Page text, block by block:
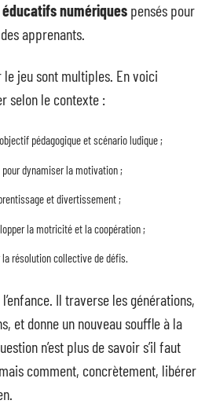
numériques pensés pour
apprenants.
jeu sont multiples. En voici
selon le contexte :
pédagogique et scénario ludique ;
dynamiser la motivation ;
et divertissement ;
la motricité et la coopération ;
résolution collective de défis.
Il traverse les générations,
et donne un nouveau souffle à la
n’est plus de savoir s’il faut
comment, concrètement, libérer